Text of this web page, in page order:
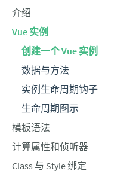
介绍
Vue 实例
创建一个 Vue 实例
数据与方法
实例生命周期钩子
生命周期图示
模板语法
计算属性和侦听器
Class 与 Style 绑定